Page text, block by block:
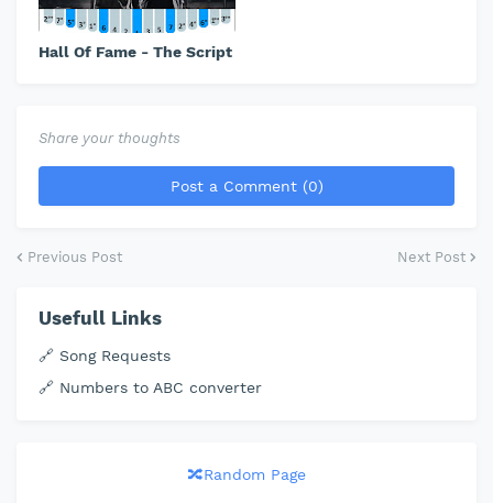
Hall Of Fame - The Script
Share your thoughts
Post a Comment (0)
Previous Post Next Post
Usefull Links
🔗 Song Requests
🔗 Numbers to ABC converter
🔀Random Page